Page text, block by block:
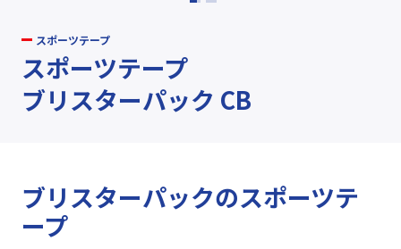
スポーツテープ
スポーツテープ
ブリスターパック CB
ブリスターパックのスポーツテ
ープ